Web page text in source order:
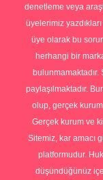
denetleme veya
üyelerimiz
üye olarak bu
herhangi bir
bulunmamaktadır.
paylaşılmaktadır.
olup, gerçek kurum
Gerçek kurum ve
Sitemiz, kar amacı
platformudur.
düşündüğünüz